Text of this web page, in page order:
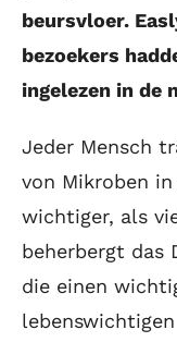
beursvloer.
bezoekers
ingelezen in de
Jeder Mensch
von Mikroben
wichtiger, als
beherbergt das
die einen